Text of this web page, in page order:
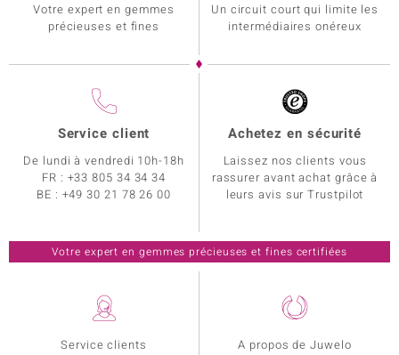
Service clients
A propos de Juwelo
Votre expert en gemmes
précieuses et fines
Un circuit court qui limite les
intermédiaires onéreux
Service client
De lundi à vendredi 10h-18h
FR : +33 805 34 34 34
BE : +49 30 21 78 26 00
Achetez en sécurité
Laissez nos clients vous
rassurer avant achat grâce à
leurs avis sur Trustpilot
Votre expert en gemmes précieuses et fines certifiées